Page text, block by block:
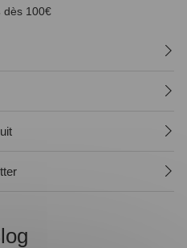
dès 100€